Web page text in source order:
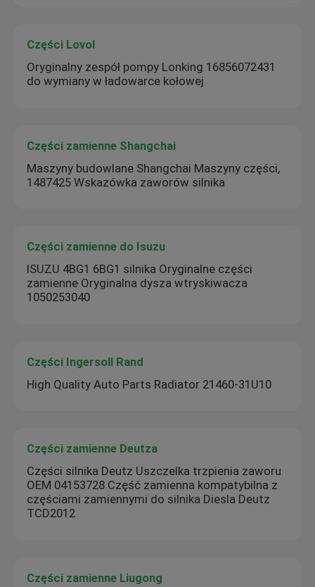
Części Lovol
Oryginalny zespół pompy Lonking 16856072431
do wymiany w ładowarce kołowej
Części zamienne Shangchai
Maszyny budowlane Shangchai Maszyny części,
1487425 Wskazówka zaworów silnika
Części zamienne do Isuzu
ISUZU 4BG1 6BG1 silnika Oryginalne części
zamienne Oryginalna dysza wtryskiwacza
1050253040
Części Ingersoll Rand
High Quality Auto Parts Radiator 21460-31U10
Części zamienne Deutza
Części silnika Deutz Uszczelka trzpienia zaworu
OEM 04153728 Część zamienna kompatybilna z
częściami zamiennymi do silnika Diesla Deutz
TCD2012
Części zamienne Liugong